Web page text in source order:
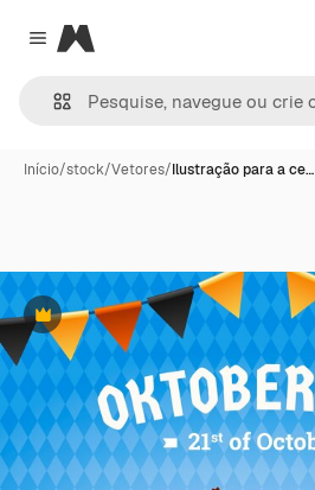
Close menu
Magnific
Início/stock/Vetores/Ilustração para a ce…
Premium